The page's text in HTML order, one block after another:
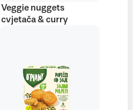
Veggie nuggets
cvjetača & curry